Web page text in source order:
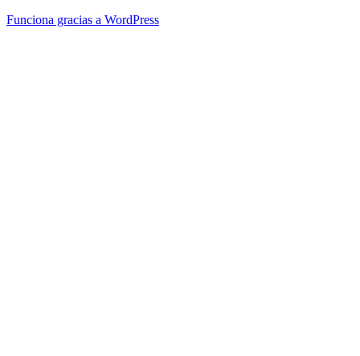
Funciona gracias a WordPress